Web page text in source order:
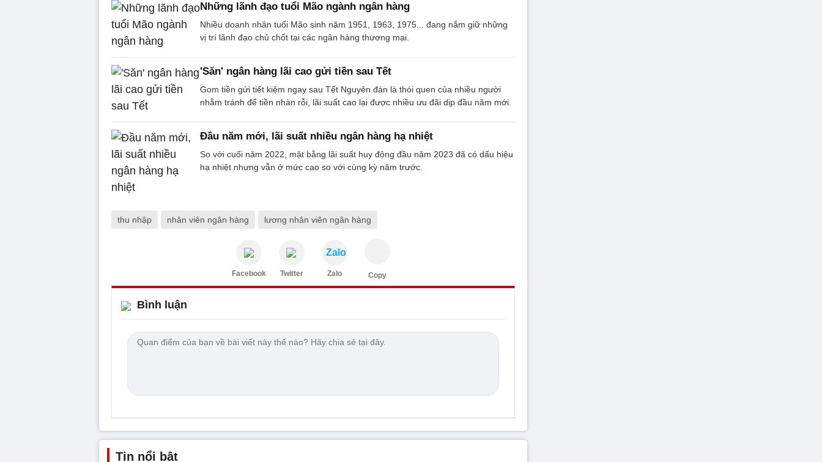
Những lãnh đạo tuổi Mão ngành ngân hàng
Nhiều doanh nhân tuổi Mão sinh năm 1951, 1963, 1975... đang nắm giữ những
vị trí lãnh đạo chủ chốt tại các ngân hàng thương mại.
'Săn' ngân hàng lãi cao gửi tiền sau Tết
Gom tiền gửi tiết kiệm ngay sau Tết Nguyên đán là thói quen của nhiều người
nhằm tránh để tiền nhàn rỗi, lãi suất cao lại được nhiều ưu đãi dịp đầu năm mới.
Đầu năm mới, lãi suất nhiều ngân hàng hạ nhiệt
So với cuối năm 2022, mặt bằng lãi suất huy động đầu năm 2023 đã có dấu hiệu
hạ nhiệt nhưng vẫn ở mức cao so với cùng kỳ năm trước.
thu nhập nhân viên ngân hàng lương nhân viên ngân hàng
Facebook Twitter
Zalo
Zalo Copy
Bình luận
Tin nổi bật